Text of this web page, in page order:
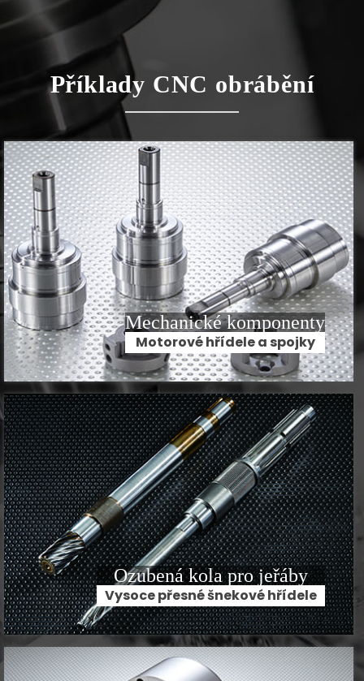
Příklady CNC obrábění
Mechanické komponenty
Motorové hřídele a spojky
Ozubená kola pro jeřáby
Vysoce přesné šnekové hřídele